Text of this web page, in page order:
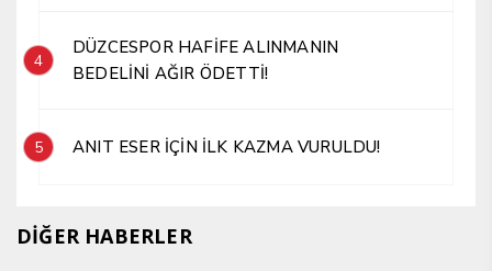
4
DÜZCESPOR HAFİFE ALINMANIN
BEDELİNİ AĞIR ÖDETTİ!
5 ANIT ESER İÇİN İLK KAZMA VURULDU!
DİĞER HABERLER